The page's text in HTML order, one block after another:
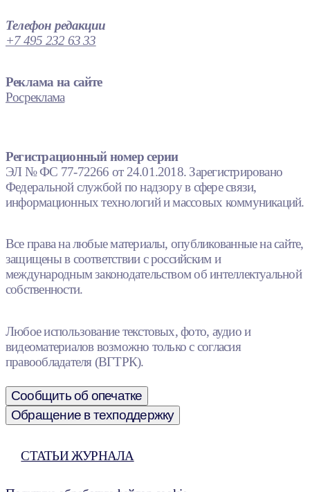
Телефон редакции
+7 495 232 63 33
Реклама на сайте
Росреклама
Регистрационный номер серии
ЭЛ № ФС 77-72266 от 24.01.2018. Зарегистрировано
Федеральной службой по надзору в сфере связи,
информационных технологий и массовых коммуникаций.
Все права на любые материалы, опубликованные на сайте,
защищены в соответствии с российским и
международным законодательством об интеллектуальной
собственности.
Любое использование текстовых, фото, аудио и
видеоматериалов возможно только с согласия
правообладателя (ВГТРК).
Сообщить об опечатке
Обращение в техподдержку
СТАТЬИ ЖУРНАЛА